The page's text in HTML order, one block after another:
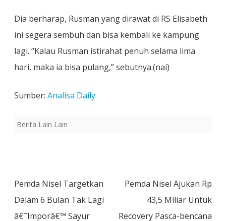
Dia berharap, Rusman yang dirawat di RS Elisabeth
ini segera sembuh dan bisa kembali ke kampung
lagi. “Kalau Rusman istirahat penuh selama lima
hari, maka ia bisa pulang,” sebutnya.(nai)
Sumber: Analisa Daily
Berita Lain Lain
Post
navigation
Pemda Nisel Targetkan
Dalam 6 Bulan Tak Lagi
â€˜Imporâ€™ Sayur
Pemda Nisel Ajukan Rp
43,5 Miliar Untuk
Recovery Pasca-bencana